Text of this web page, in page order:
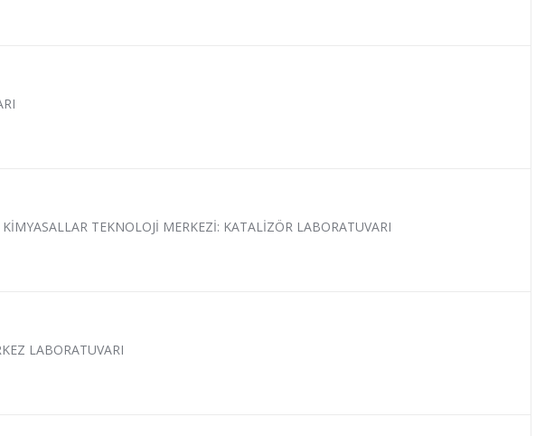
TEKNOLOJİ MERKEZİ: KATALİZÖR LABORATUVARI
LABORATUVARI